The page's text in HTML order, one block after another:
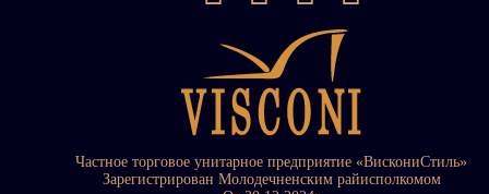
Частное торговое унитарное предприятие «ВискониСтиль»
Зарегистрирован Молодечненским райисполкомом